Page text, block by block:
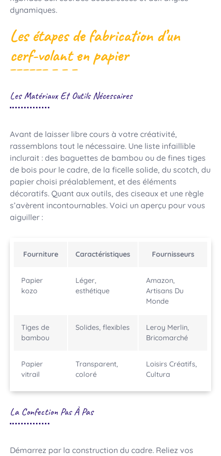
dynamiques.
Les étapes de fabrication d’un
cerf-volant en papier
Les Matériaux Et Outils Nécessaires
Avant de laisser libre cours à votre créativité,
rassemblons tout le nécessaire. Une liste infaillible
inclurait : des baguettes de bambou ou de fines tiges
de bois pour le cadre, de la ficelle solide, du scotch, du
papier choisi préalablement, et des éléments
décoratifs. Quant aux outils, des ciseaux et une règle
s’avèrent incontournables. Voici un aperçu pour vous
aiguiller :
Fourniture Caractéristiques Fournisseurs
Papier
kozo
Léger,
esthétique
Amazon,
Artisans Du
Monde
Tiges de
bambou
Solides, flexibles
Leroy Merlin,
Bricomarché
Papier
vitrail
Transparent,
coloré
Loisirs Créatifs,
Cultura
La Confection Pas À Pas
Démarrez par la construction du cadre. Reliez vos